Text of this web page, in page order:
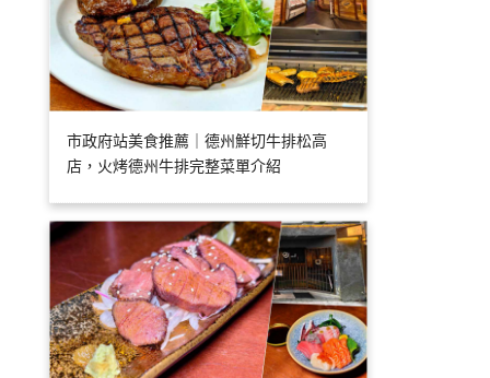
市政府站美食推薦｜德州鮮切牛排松高
店，火烤德州牛排完整菜單介紹